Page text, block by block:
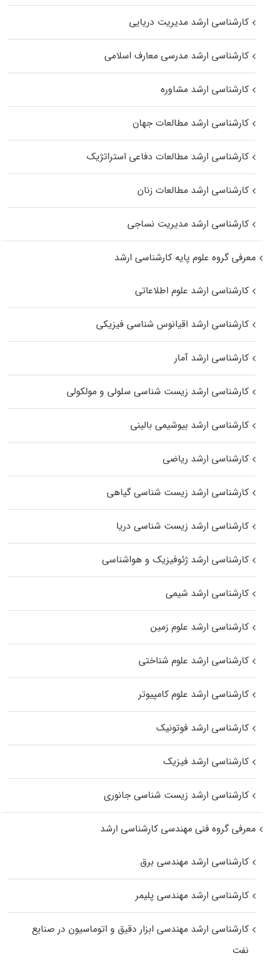
کارشناسی ارشد مدیریت دریایی
کارشناسی ارشد مدرسی معارف اسلامی
کارشناسی ارشد مشاوره
کارشناسی ارشد مطالعات جهان
کارشناسی ارشد مطالعات دفاعی استراتژیک
کارشناسی ارشد مطالعات زنان
کارشناسی ارشد مدیریت نساجی
معرفی گروه علوم پایه کارشناسی ارشد
کارشناسی ارشد علوم اطلاعاتی
کارشناسی ارشد اقیانوس‌ شناسی فیزیکی
کارشناسی ارشد آمار
کارشناسی ارشد زیست شناسی سلولی و مولکولی
کارشناسی ارشد بیوشیمی بالینی
کارشناسی ارشد ریاضی
کارشناسی ارشد زیست‌ شناسی گیاهی
کارشناسی ارشد زیست‌ شناسی دریا
کارشناسی ارشد ژئوفیزیک و هواشناسی
کارشناسی ارشد شیمی
کارشناسی ارشد علوم زمین
کارشناسی ارشد علوم شناختی
کارشناسی ارشد علوم کامپیوتر
کارشناسی ارشد فوتونیک
کارشناسی ارشد فیزیک
کارشناسی ارشد زیست‌ شناسی جانوری
معرفی گروه فنی مهندسی کارشناسی ارشد
کارشناسی ارشد مهندسی برق
کارشناسی ارشد مهندسی پلیمر
کارشناسی ارشد مهندسی ابزار دقیق و اتوماسیون در صنایع
نفت